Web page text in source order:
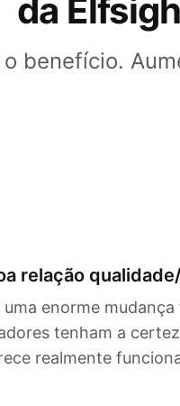
da
benefício.
relação
enorme
tenham a
realmente